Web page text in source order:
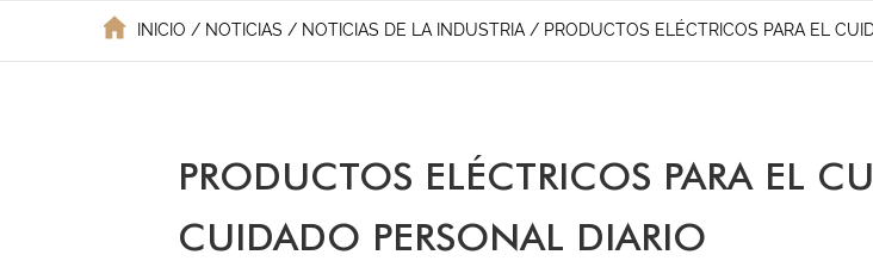
INICIO / NOTICIAS / NOTICIAS DE LA INDUSTRIA / PRODUCTOS ELÉCTRICOS PARA EL
PRODUCTOS ELÉCTRICOS PARA EL
CUIDADO PERSONAL DIARIO